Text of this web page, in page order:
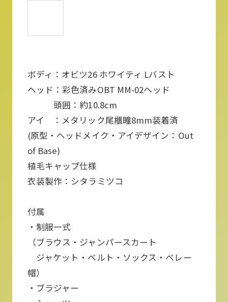
ボディ：オビツ26 ホワイティ Lバスト
ヘッド：彩色済みOBT MM-02ヘッド
頭囲：約10.8cm
アイ ：メタリック尾櫃瞳8mm装着済
(原型・ヘッドメイク・アイデザイン：Out
of Base)
植毛キャップ仕様
衣装製作：シタラミツコ
付属
・制服一式
（ブラウス・ジャンパースカート
ジャケット・ベルト・ソックス・ベレー
帽）
・ブラジャー